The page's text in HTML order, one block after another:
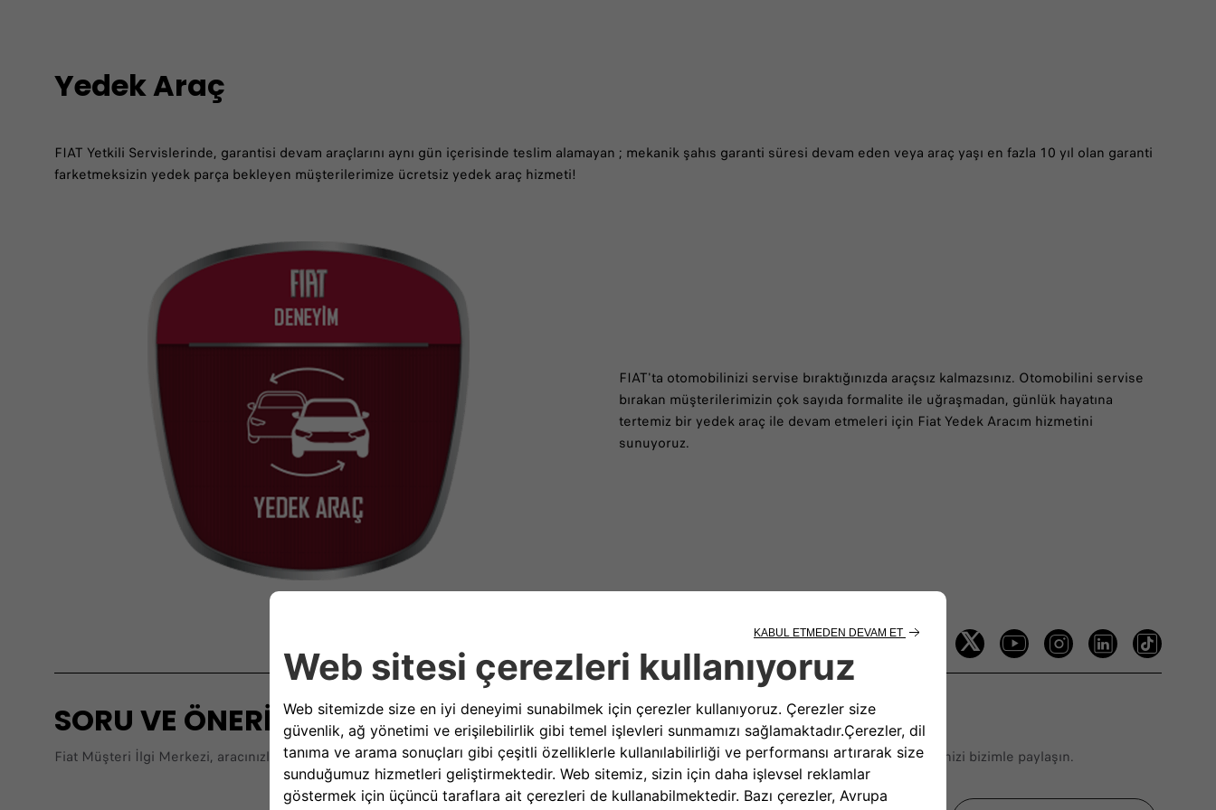
Yedek Araç
FIAT Yetkili Servislerinde, garantisi devam araçlarını aynı gün içerisinde teslim alamayan ; mekanik şahıs garanti süresi devam eden veya araç yaşı en fazla 10 yıl olan garanti
farketmeksizin yedek parça bekleyen müşterilerimize ücretsiz yedek araç hizmeti!
FIAT'ta otomobilinizi servise bıraktığınızda araçsız kalmazsınız. Otomobilini servise
bırakan müşterilerimizin çok sayıda formalite ile uğraşmadan, günlük hayatına
tertemiz bir yedek araç ile devam etmeleri için Fiat Yedek Aracım hizmetini
sunuyoruz.
Bizi Takip Edin
SORU VE ÖNERİLERİNİZ İÇİN BİZİMLE İLETİŞİME GEÇİN
Fiat Müşteri İlgi Merkezi, aracınızla ilgili her konuda gereksinim duyduğunuz bilgi ve yardımı sunar. Sorularınızı, şikayetlerinizi veya önerilerinizi bizimle paylaşın.